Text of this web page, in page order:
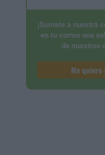
¡Sumate a nuestra
en tu correo una
de nuestros
Me